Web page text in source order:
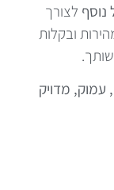
נוסף לצורך
ובקלות
עמוק, מדויק